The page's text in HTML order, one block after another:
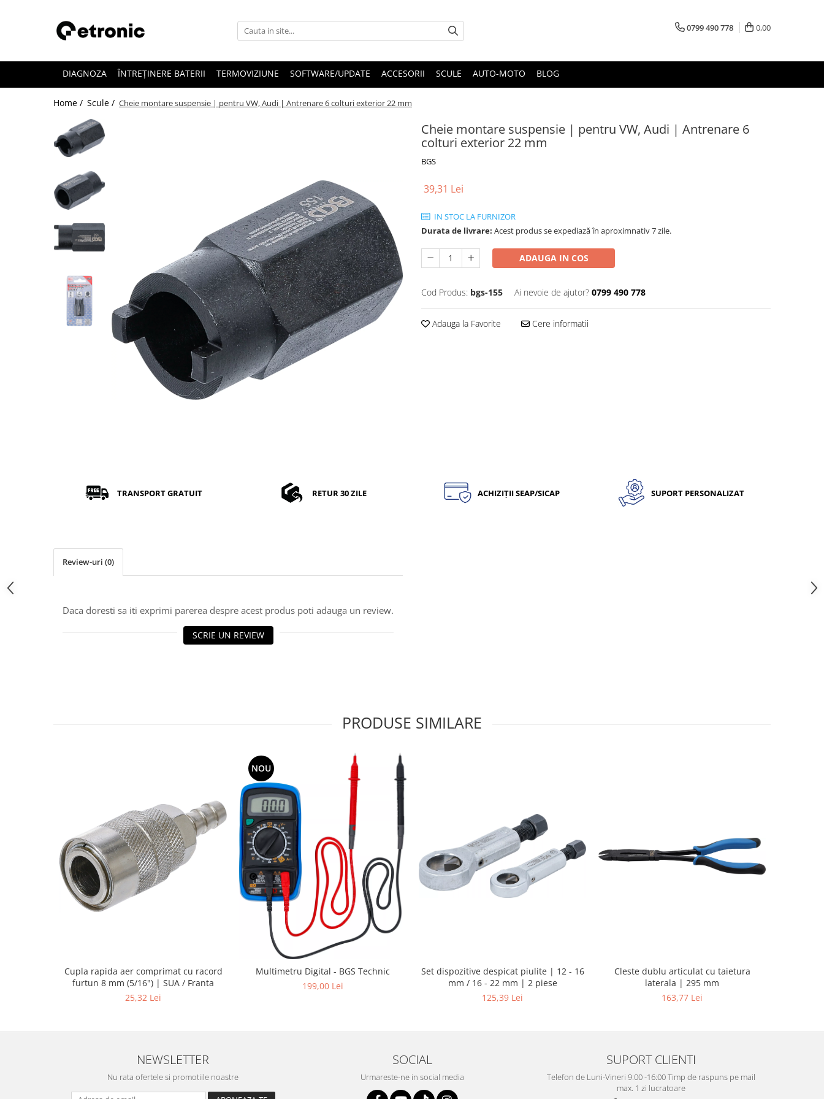
0799 490 778 0,00
DIAGNOZA ÎNTREȚINERE BATERII TERMOVIZIUNE SOFTWARE/UPDATE ACCESORII SCULE AUTO-MOTO BLOG
Home / Scule / Cheie montare suspensie | pentru VW, Audi | Antrenare 6 colturi exterior 22 mm
Cheie montare suspensie | pentru VW, Audi | Antrenare 6
colturi exterior 22 mm
BGS
39,31 Lei
IN STOC LA FURNIZOR
Durata de livrare: Acest produs se expediază în aproximnativ 7 zile.
ADAUGA IN COS
Cod Produs: bgs-155 Ai nevoie de ajutor? 0799 490 778
Adauga la Favorite Cere informatii
TRANSPORT GRATUIT RETUR 30 ZILE ACHIZIȚII SEAP/SICAP SUPORT PERSONALIZAT
Review-uri (0)
Daca doresti sa iti exprimi parerea despre acest produs poti adauga un review.
SCRIE UN REVIEW
PRODUSE SIMILARE
Cupla rapida aer comprimat cu racord
furtun 8 mm (5/16") | SUA / Franta
25,32 Lei
NOU
Multimetru Digital - BGS Technic
199,00 Lei
Set dispozitive despicat piulite | 12 - 16
mm / 16 - 22 mm | 2 piese
125,39 Lei
Cleste dublu articulat cu taietura
laterala | 295 mm
163,77 Lei
NEWSLETTER
Nu rata ofertele si promotiile noastre
SOCIAL
Urmareste-ne in social media
SUPORT CLIENTI
Telefon de Luni-Vineri 9:00 -16:00 Timp de raspuns pe mail
max. 1 zi lucratoare